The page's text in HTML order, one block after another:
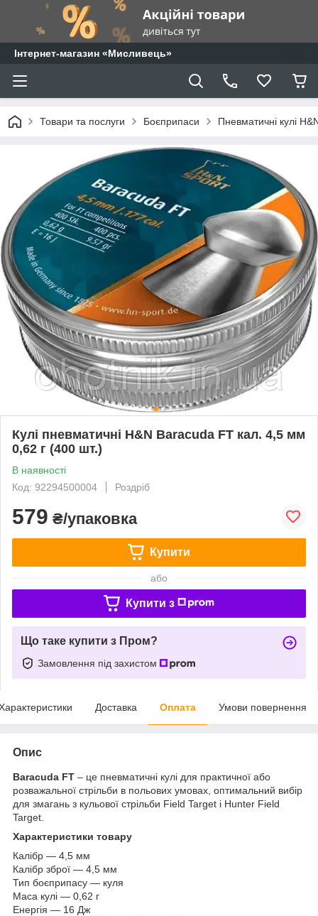
⁨Інтернет-магазин «Мисливець»
Товари та послуги Боєприпаси Пневматичні кулі
Кулі пневматичні H&N Baracuda FT кал. 4,5 мм
0,62 г (400 шт.)
В наявності
Код: 92294500004
Роздріб
579 ₴/упаковка
Купити
або
Купити з
Що таке купити з Пром?
Замовлення під захистом
Доставка Оплата Умови повернення
Опис
Baracuda FT – це пневматичні кулі для практичної або
розважальної стрільби в польових умовах, оптимальний вибір
для змагань з кульової стрільби Field Target і Hunter Field
Target.
Характеристики товару
Калібр — 4,5 мм
Калібр зброї — 4,5 мм
Тип боєприпасу — куля
Маса кулі — 0,62 г
Енергія — 16 Дж